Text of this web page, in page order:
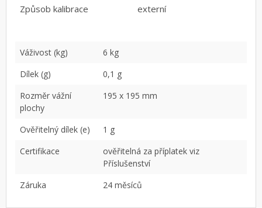
Způsob kalibrace
externí
Váživost (kg)
6 kg
Dílek (g)
0,1 g
Rozměr vážní
plochy
195 x 195 mm
Ověřitelný dílek (e)
1 g
Certifikace
ověřitelná za příplatek viz
Příslušenství
Záruka
24 měsíců